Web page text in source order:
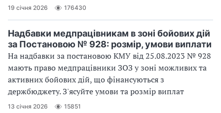
19 січня 2026 176430
Надбавки медпрацівникам в зоні бойових дій
за Постановою № 928: розмір, умови виплати
На надбавки за постановою КМУ від 25.08.2023 № 928
мають право медпрацівники ЗОЗ у зоні можливих та
активних бойових дій, що фінансуються з
держбюджету. З'ясуйте умови та розмір виплат
13 січня 2026 15851